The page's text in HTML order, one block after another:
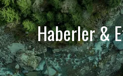
Haberler &